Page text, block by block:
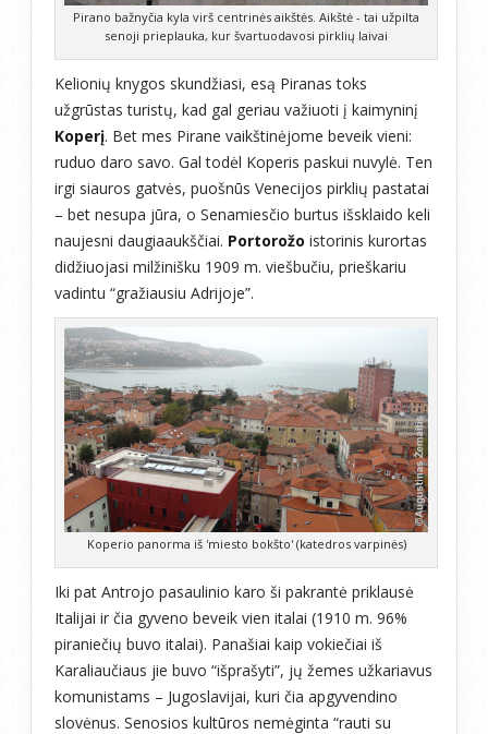
Pirano bažnyčia kyla virš centrinės aikštės. Aikštė - tai užpilta
senoji prieplauka, kur švartuodavosi pirklių laivai
Kelionių knygos skundžiasi, esą Piranas toks
užgrūstas turistų, kad gal geriau važiuoti į kaimyninį
Koperį. Bet mes Pirane vaikštinėjome beveik vieni:
ruduo daro savo. Gal todėl Koperis paskui nuvylė. Ten
irgi siauros gatvės, puošnūs Venecijos pirklių pastatai
– bet nesupa jūra, o Senamiesčio burtus išsklaido keli
naujesni daugiaaukščiai. Portorožo istorinis kurortas
didžiuojasi milžinišku 1909 m. viešbučiu, prieškariu
vadintu “gražiausiu Adrijoje”.
Koperio panorma iš 'miesto bokšto' (katedros varpinės)
Iki pat Antrojo pasaulinio karo ši pakrantė priklausė
Italijai ir čia gyveno beveik vien italai (1910 m. 96%
piraniečių buvo italai). Panašiai kaip vokiečiai iš
Karaliaučiaus jie buvo “išprašyti”, jų žemes užkariavus
komunistams – Jugoslavijai, kuri čia apgyvendino
slovėnus. Senosios kultūros nemėginta “rauti su